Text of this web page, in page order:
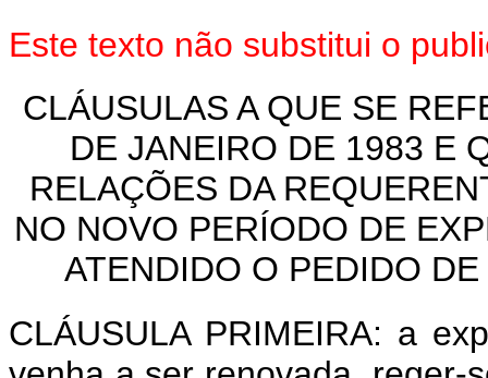
Este texto não substitui o
CLÁUSULAS A QUE SE
DE JANEIRO DE 1983 E
RELAÇÕES DA
NO NOVO PERÍODO DE
ATENDIDO O PEDIDO
CLÁUSULA PRIMEIRA: a